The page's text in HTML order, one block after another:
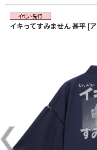
イキってすみません 甚平 [